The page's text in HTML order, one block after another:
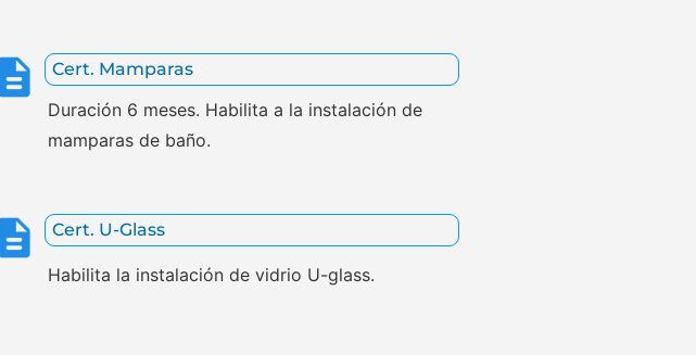
Cert. Mamparas
Duración 6 meses. Habilita a la instalación de
mamparas de baño.
Cert. U-Glass
Habilita la instalación de vidrio U-glass.